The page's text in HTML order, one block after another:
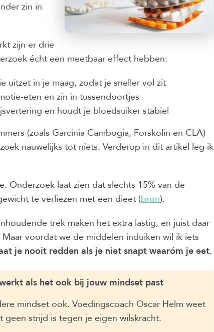
zin in
zijn er drie
écht een meetbaar effect hebben:
uitzet in je maag, zodat je sneller vol zit
eten en zin in tussendoortjes
en houdt je bloedsuiker stabiel
(zoals Garcinia Cambogia, Forskolin en CLA)
nauwelijks tot niets. Verderop in dit artikel leg ik
Onderzoek laat zien dat slechts 15% van de
te verliezen met een dieet (bron).
trek maken het extra lastig, en juist daar
voordat we de middelen induiken wil ik iets
je nooit redden als je niet snapt waaróm je eet.
als het ook bij jouw mindset past
mindset ook. Voedingscoach Oscar Helm weet
geen strijd is tegen je eigen wilskracht.